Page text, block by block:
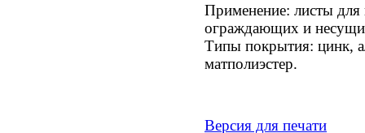
Применение: листы для
ограждающих и
Типы покрытия: цинк,
матполиэстер.
Версия для печати